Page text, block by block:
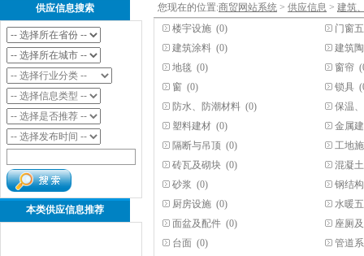
供应信息搜索
本类供应信息推荐
您现在的位置:商贸网站系统 > 供应信息 > 建筑
楼宇设施 (0)
门窗
建筑涂料 (0)
建筑
地毯 (0) 窗帘
窗 (0) 锁具
防水、防潮材料 (0)
保温
塑料建材 (0)
金属
隔断与吊顶 (0)
工地
砖瓦及砌块 (0)
混凝
砂浆 (0)
钢结构
厨房设施 (0)
水暖
面盆及配件 (0)
座厕
台面 (0)
管道